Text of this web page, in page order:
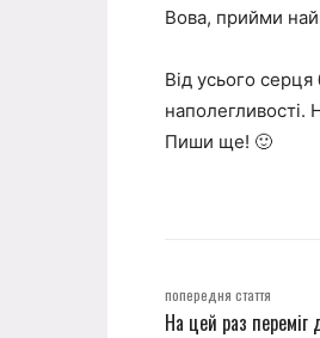
Вова, прийми
Від усього серця
наполегливості.
Пиши ще! 🙂
попередня стаття
На цей раз переміг